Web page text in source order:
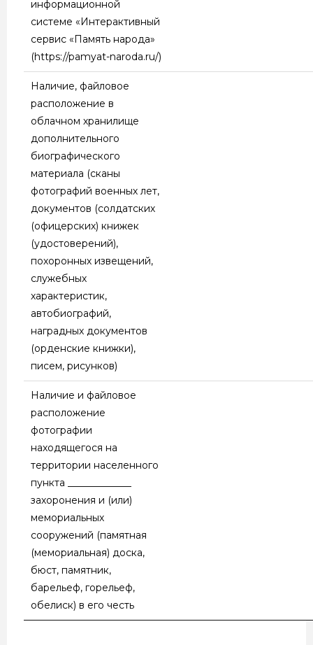
информационной
системе «Интерактивный
сервис «Память народа»
(https://pamyat-naroda.ru/)
Наличие, файловое
расположение в
облачном хранилище
дополнительного
биографического
материала (сканы
фотографий военных лет,
документов (солдатских
(офицерских) книжек
(удостоверений),
похоронных извещений,
служебных
характеристик,
автобиографий,
наградных документов
(орденские книжки),
писем, рисунков)
Наличие и файловое
расположение
фотографии
находящегося на
территории населенного
пункта _____________
захоронения и (или)
мемориальных
сооружений (памятная
(мемориальная) доска,
бюст, памятник,
барельеф, горельеф,
обелиск) в его честь